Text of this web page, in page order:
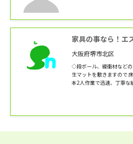
家具の事なら！エ
大阪府堺市北区
◇段ボール、緩衝材などのゴミは 無料で持ち帰
生マットを敷きますので 床のキズの心配はありません！ ◇基
本2人作業で迅速、丁寧な組み立て！ ◇時
管理しています 業者様などもお任
を 心よりお待ちし